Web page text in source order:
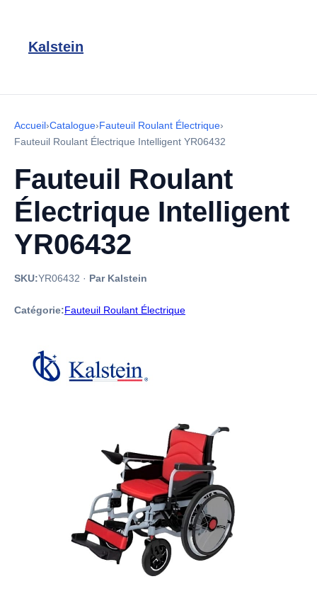
Kalstein
Accueil›Catalogue›Fauteuil Roulant Électrique›
Fauteuil Roulant Électrique Intelligent YR06432
Fauteuil Roulant
Électrique Intelligent
YR06432
SKU:YR06432 · Par Kalstein
Catégorie:Fauteuil Roulant Électrique